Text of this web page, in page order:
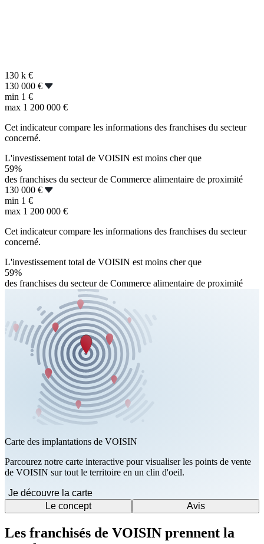
130 k €
130 000 €
min 1 €
max 1 200 000 €
Cet indicateur compare les informations des franchises du secteur
concerné.
L'investissement total de VOISIN est moins cher que
59%
des franchises du secteur de Commerce alimentaire de proximité
130 000 €
min 1 €
max 1 200 000 €
Cet indicateur compare les informations des franchises du secteur
concerné.
L'investissement total de VOISIN est moins cher que
59%
des franchises du secteur de Commerce alimentaire de proximité
Carte des implantations de VOISIN
Parcourez notre carte interactive pour visualiser les points de vente
de VOISIN sur tout le territoire en un clin d'oeil.
Je découvre la carte
Le concept
Avis
Les franchisés de VOISIN prennent la